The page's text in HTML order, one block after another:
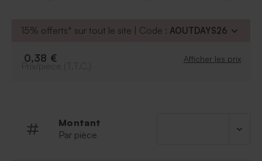
15% offerts* sur tout le site | Code : AOUTDAYS26
0,38 € Afficher les prix
Montant
Par pièce